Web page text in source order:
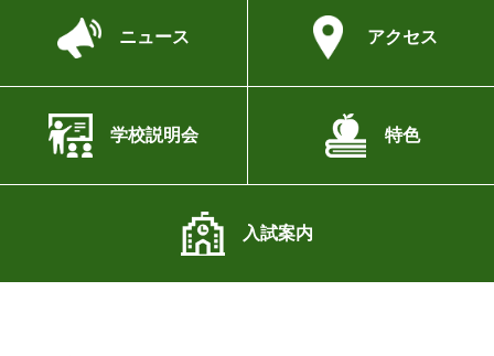
ニュース アクセス
学校説明会 特色
入試案内